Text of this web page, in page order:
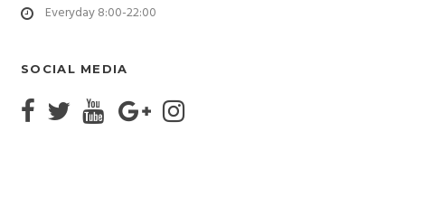
Everyday 8:00-22:00
SOCIAL MEDIA